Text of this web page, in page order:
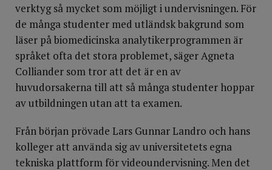
verktyg så mycket som möjligt i undervisningen. För
de många studenter med utländsk bakgrund som
läser på biomedicinska analytikerprogrammen är
språket ofta det stora problemet, säger Agneta
Colliander som tror att det är en av
huvudorsakerna till att så många studenter hoppar
av utbildningen utan att ta examen.
Från början prövade Lars Gunnar Landro och hans
kolleger att använda sig av universitetets egna
tekniska plattform för videoundervisning. Men det